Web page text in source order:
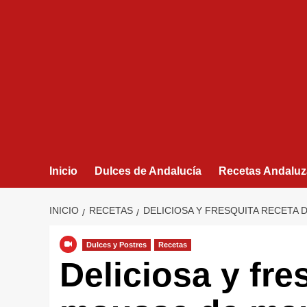
Inicio Dulces de Andalucía Recetas
INICIO RECETAS DELICIOSA Y FRESQUITA RECETA
Dulces y Postres Recetas
Deliciosa y